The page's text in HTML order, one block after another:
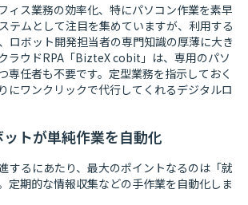
ィス業務の効率化、特にパソコン作業を素早
テムとして注目を集めていますが、利用する
ロボット開発担当者の専門知識の厚薄に大き
ラウドRPA「BizteX cobit」は、専用のパソ
専任者も不要です。定型業務を指示しておく
にワンクリックで代行してくれるデジタルロ
ットが単純作業を自動化
するにあたり、最大のポイントなるのは「就
定期的な情報収集などの手作業を自動化しま